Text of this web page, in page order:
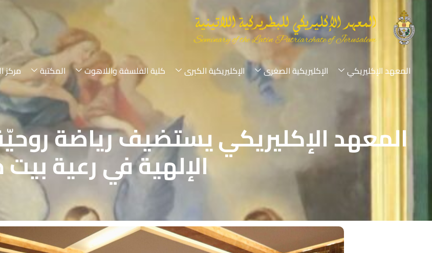
المعهد الإكليريكي الإكليريكية الصغرى الإكليريكية الكبرى كلية الفلسفة واللاهوت المكتبة مركز
المعهد الإكليريكي يستضيف رياضة
الإلهية في رعية بيت